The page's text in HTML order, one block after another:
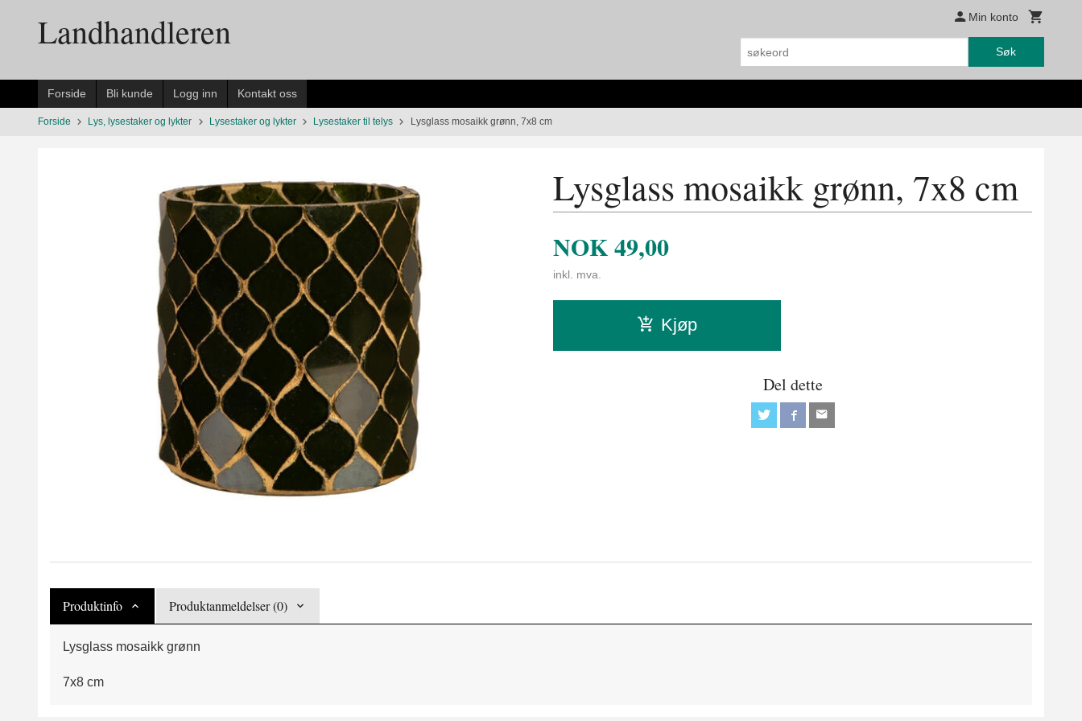
innholdetLandhandleren Min konto
Søk
Forside Bli kunde Logg inn Kontakt oss
Forside Lys, lysestaker og lykter Lysestaker og lykter Lysestaker til telys Lysglass mosaikk grønn, 7x8 cm
Lysglass mosaikk grønn, 7x8 cm
NOK49,00
inkl. mva.
Kjøp
Del dette
Produktinfo Produktanmeldelser (0)
Lysglass mosaikk grønn
7x8 cm